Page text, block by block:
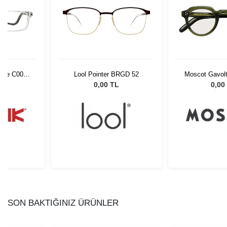
C006 Lool Pointer BRGD 52
0,00 TL
Moscot
45
0,00
SON BAKTIĞINIZ ÜRÜNLER